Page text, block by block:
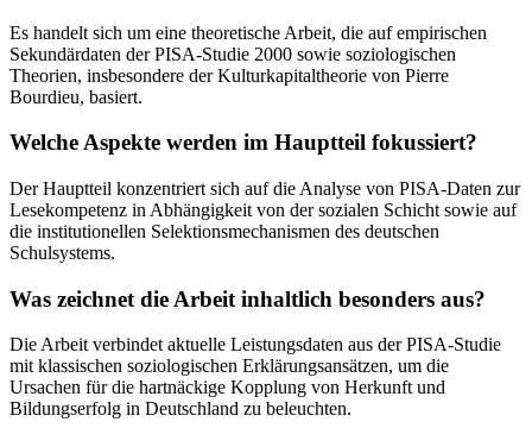
Es handelt sich um eine theoretische Arbeit, die auf empirischen
Sekundärdaten der PISA-Studie 2000 sowie soziologischen
Theorien, insbesondere der Kulturkapitaltheorie von Pierre
Bourdieu, basiert.
Welche Aspekte werden im Hauptteil fokussiert?
Der Hauptteil konzentriert sich auf die Analyse von PISA-Daten zur
Lesekompetenz in Abhängigkeit von der sozialen Schicht sowie auf
die institutionellen Selektionsmechanismen des deutschen
Schulsystems.
Was zeichnet die Arbeit inhaltlich besonders aus?
Die Arbeit verbindet aktuelle Leistungsdaten aus der PISA-Studie
mit klassischen soziologischen Erklärungsansätzen, um die
Ursachen für die hartnäckige Kopplung von Herkunft und
Bildungserfolg in Deutschland zu beleuchten.